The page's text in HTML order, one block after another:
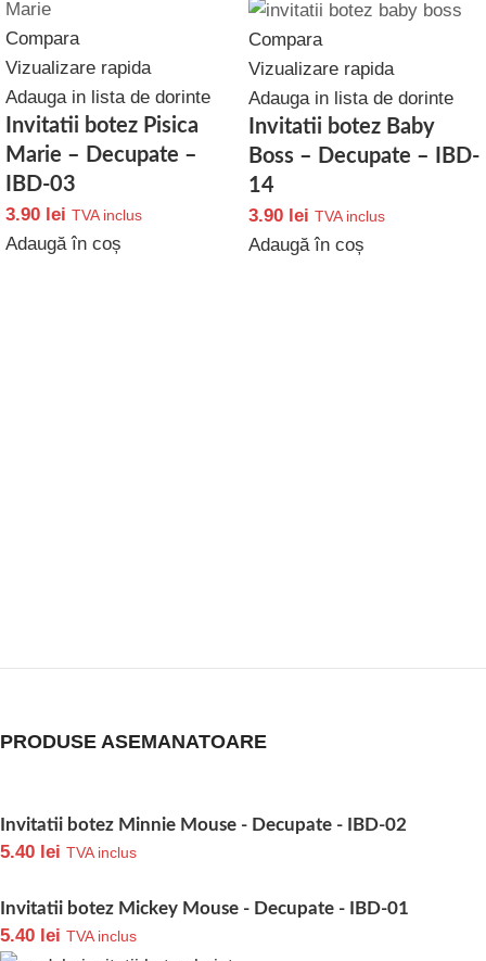
Compara
Vizualizare rapida
Adauga in lista de dorinte
Invitatii botez Pisica
Marie – Decupate –
IBD-03
3.90 lei TVA inclus
Adaugă în coș
Compara
Vizualizare rapida
Adauga in lista de dorinte
Invitatii botez Baby
Boss – Decupate – IBD-
14
3.90 lei TVA inclus
Adaugă în coș
PRODUSE ASEMANATOARE
Invitatii botez Minnie Mouse - Decupate - IBD-02
5.40 lei TVA inclus
Invitatii botez Mickey Mouse - Decupate - IBD-01
5.40 lei TVA inclus